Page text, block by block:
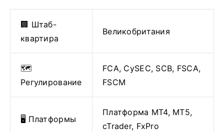
🏢 Штаб-
квартира
Великобритания
🗺️
Регулирование
FCA, CySEC, SCB, FSCA,
FSCM
🖥 Платформы
Платформа MT4, MT5,
cTrader, FxPro